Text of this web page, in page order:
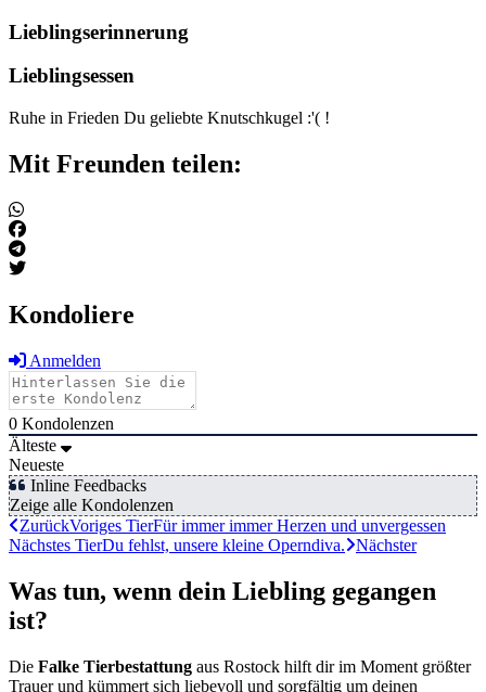
Lieblingserinnerung
Lieblingsessen
Ruhe in Frieden Du geliebte Knutschkugel :'( !
Mit Freunden teilen:
Kondoliere
Anmelden
0 Kondolenzen
Älteste
Neueste
Inline Feedbacks
Zeige alle Kondolenzen
ZurückVoriges TierFür immer immer Herzen und unvergessen
Nächstes TierDu fehlst, unsere kleine Operndiva. Nächster
Was tun, wenn dein Liebling gegangen
ist?
Die Falke Tierbestattung aus Rostock hilft dir im Moment größter
Trauer und kümmert sich liebevoll und sorgfältig um deinen